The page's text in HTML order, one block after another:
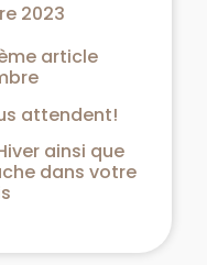
2023
article
attendent!
ainsi que
dans votre